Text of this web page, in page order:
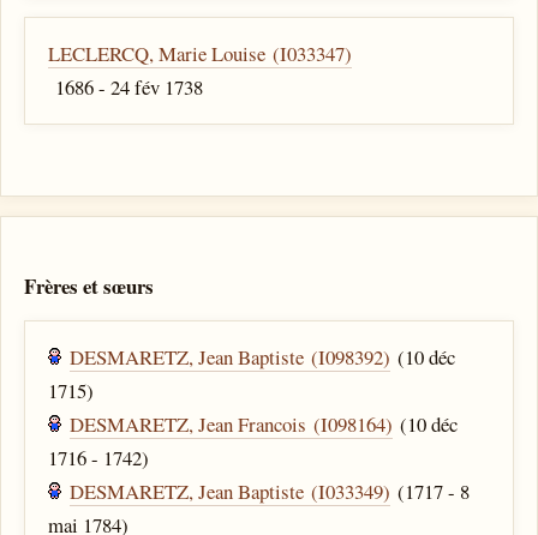
LECLERCQ, Marie Louise (I033347)
1686 - 24 fév 1738
Frères et sœurs
DESMARETZ, Jean Baptiste (I098392) (10 déc
1715)
DESMARETZ, Jean Francois (I098164) (10 déc
1716 - 1742)
DESMARETZ, Jean Baptiste (I033349) (1717 - 8
mai 1784)